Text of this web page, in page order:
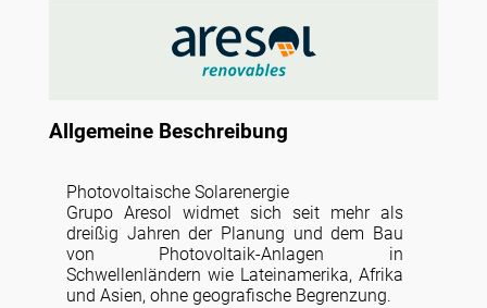
Allgemeine Beschreibung
Photovoltaische Solarenergie
Grupo Aresol widmet sich seit mehr als
dreißig Jahren der Planung und dem Bau
von Photovoltaik-Anlagen in
Schwellenländern wie Lateinamerika, Afrika
und Asien, ohne geografische Begrenzung.